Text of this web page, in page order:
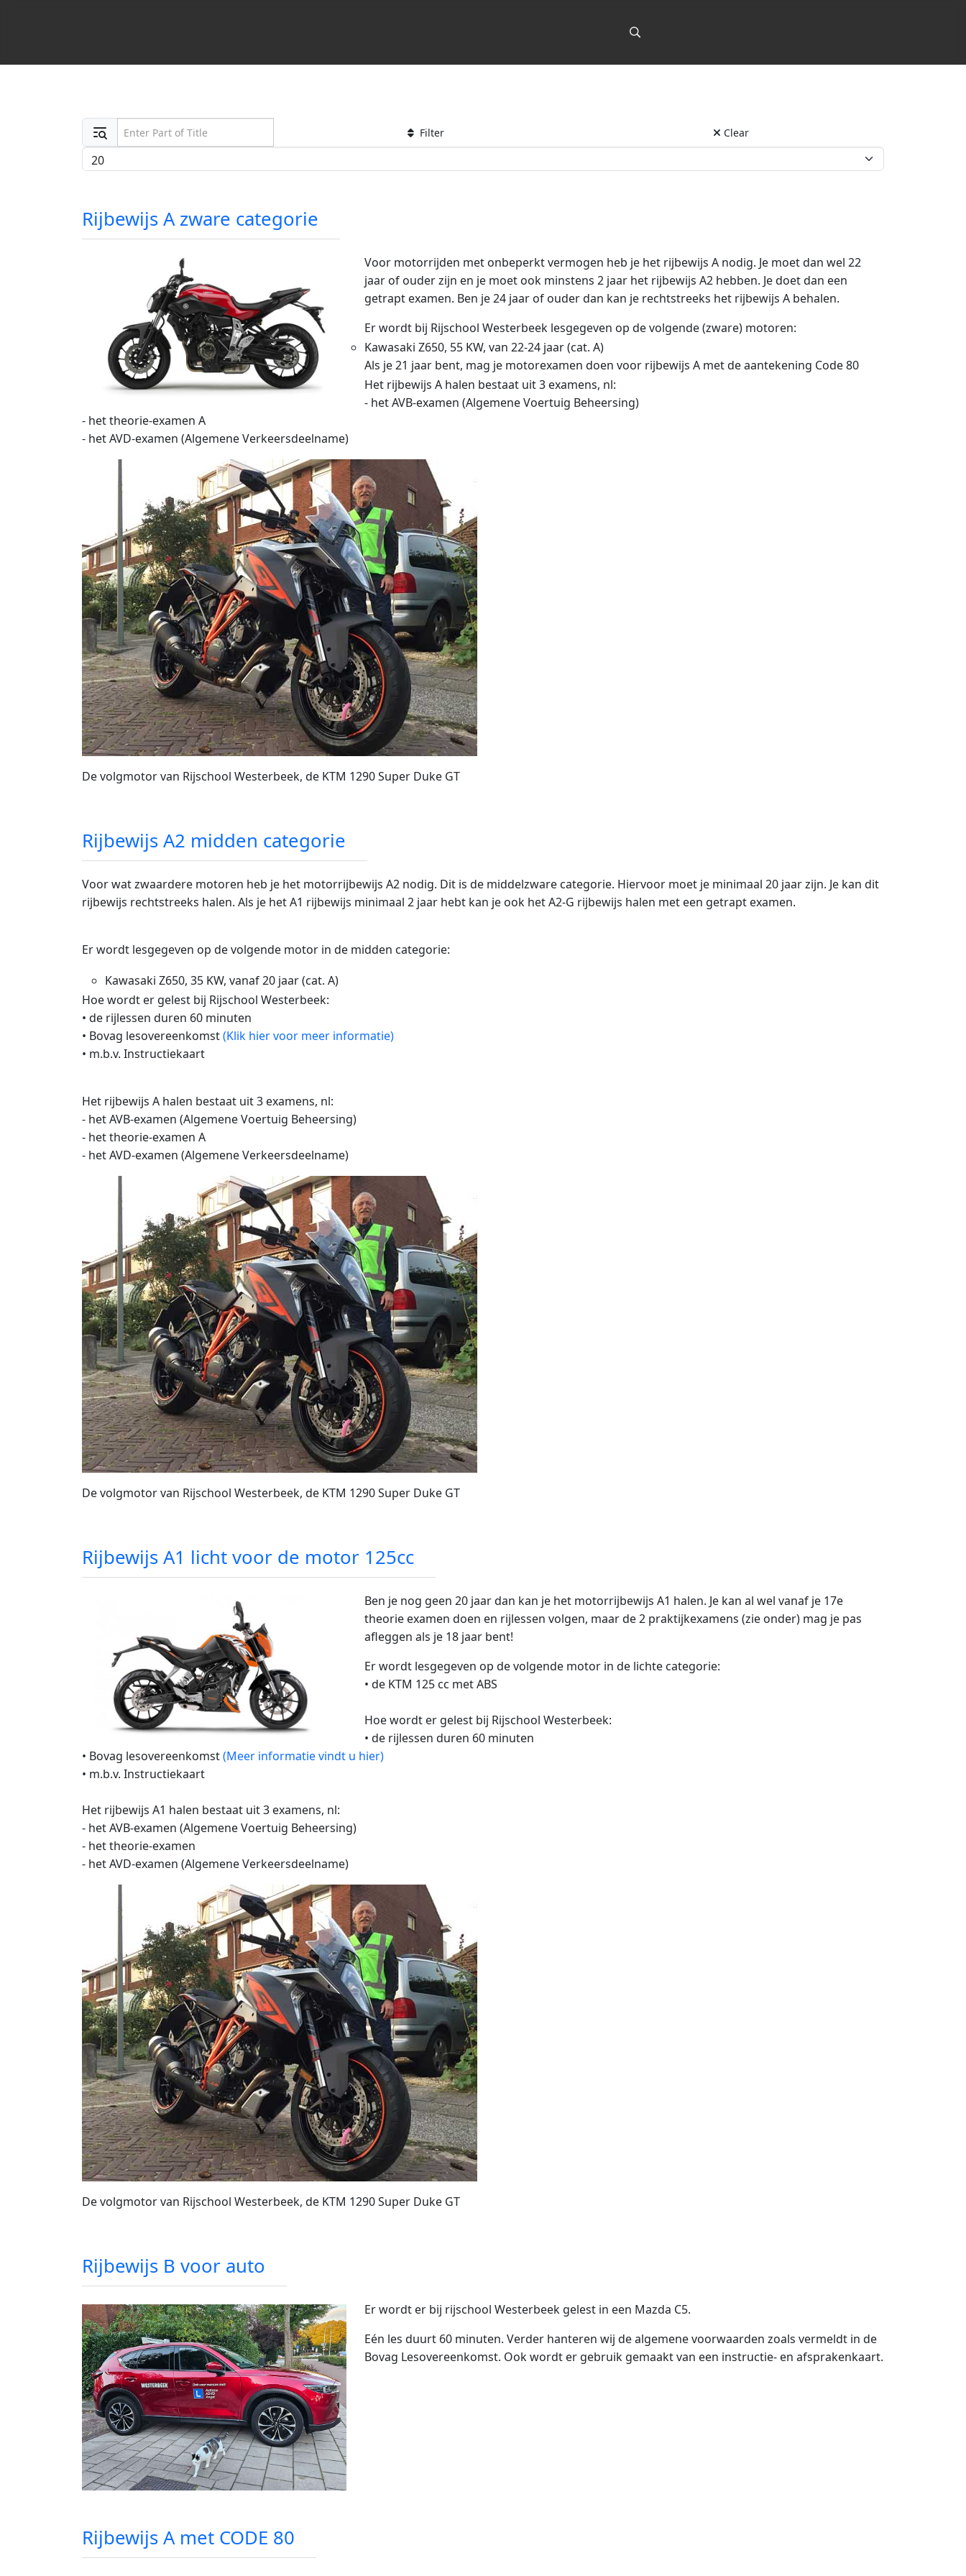
Enter Part of Title Filter Clear
Display #
Rijbewijs A zware categorie
Voor motorrijden met onbeperkt vermogen heb je het rijbewijs A nodig. Je moet dan wel 22
jaar of ouder zijn en je moet ook minstens 2 jaar het rijbewijs A2 hebben. Je doet dan een
getrapt examen. Ben je 24 jaar of ouder dan kan je rechtstreeks het rijbewijs A behalen.
Er wordt bij Rijschool Westerbeek lesgegeven op de volgende (zware) motoren:
Kawasaki Z650, 55 KW, van 22-24 jaar (cat. A)
Als je 21 jaar bent, mag je motorexamen doen voor rijbewijs A met de aantekening Code 80
Het rijbewijs A halen bestaat uit 3 examens, nl:
- het AVB-examen (Algemene Voertuig Beheersing)
- het theorie-examen A
- het AVD-examen (Algemene Verkeersdeelname)
De volgmotor van Rijschool Westerbeek, de KTM 1290 Super Duke GT
Rijbewijs A2 midden categorie
Voor wat zwaardere motoren heb je het motorrijbewijs A2 nodig. Dit is de middelzware categorie. Hiervoor moet je minimaal 20 jaar zijn. Je kan dit
rijbewijs rechtstreeks halen. Als je het A1 rijbewijs minimaal 2 jaar hebt kan je ook het A2-G rijbewijs halen met een getrapt examen.
Er wordt lesgegeven op de volgende motor in de midden categorie:
Kawasaki Z650, 35 KW, vanaf 20 jaar (cat. A)
Hoe wordt er gelest bij Rijschool Westerbeek:
• de rijlessen duren 60 minuten
• Bovag lesovereenkomst(Klik hier voor meer informatie)
• m.b.v. Instructiekaart
Het rijbewijs A halen bestaat uit 3 examens, nl:
- het AVB-examen (Algemene Voertuig Beheersing)
- het theorie-examen A
- het AVD-examen (Algemene Verkeersdeelname)
De volgmotor van Rijschool Westerbeek, de KTM 1290 Super Duke GT
Rijbewijs A1 licht voor de motor 125cc
Ben je nog geen 20 jaar dan kan je het motorrijbewijs A1 halen. Je kan al wel vanaf je 17e
theorie examen doen en rijlessen volgen, maar de 2 praktijkexamens (zie onder) mag je pas
afleggen als je 18 jaar bent!
Er wordt lesgegeven op de volgende motor in de lichte categorie:
• de KTM 125 cc met ABS
Hoe wordt er gelest bij Rijschool Westerbeek:
• de rijlessen duren 60 minuten
• Bovag lesovereenkomst(Meer informatie vindt u hier)
• m.b.v. Instructiekaart
Het rijbewijs A1 halen bestaat uit 3 examens, nl:
- het AVB-examen (Algemene Voertuig Beheersing)
- het theorie-examen
- het AVD-examen (Algemene Verkeersdeelname)
De volgmotor van Rijschool Westerbeek, de KTM 1290 Super Duke GT
Rijbewijs B voor auto
Er wordt er bij rijschool Westerbeek gelest in een Mazda C5.
Eén les duurt 60 minuten. Verder hanteren wij de algemene voorwaarden zoals vermeldt in de
Bovag Lesovereenkomst. Ook wordt er gebruik gemaakt van een instructie- en afsprakenkaart.
Rijbewijs A met CODE 80